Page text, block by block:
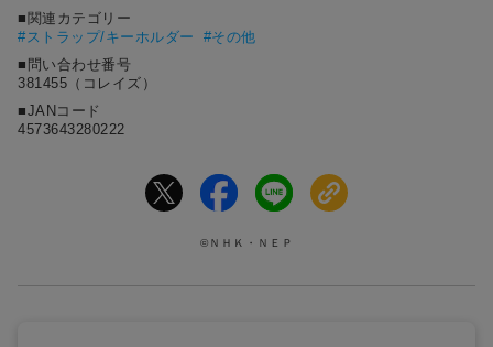
■関連カテゴリー
#ストラップ/キーホルダー
#その他
■問い合わせ番号
381455（コレイズ）
■JANコード
4573643280222
©ＮＨＫ・ＮＥＰ